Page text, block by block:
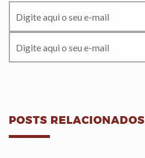
POSTS RELACIONADOS